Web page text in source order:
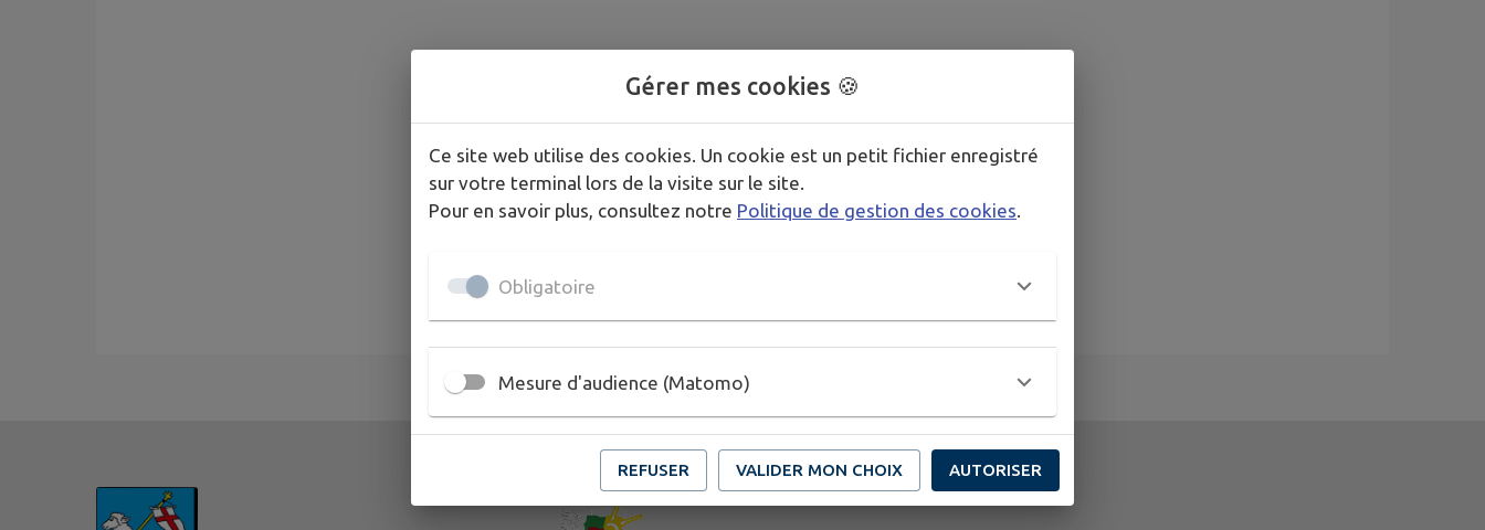
Gérer mes cookies 🍪
Ce site web utilise des cookies. Un cookie est un petit fichier enregistré
sur votre terminal lors de la visite sur le site.
Pour en savoir plus, consultez notre Politique de gestion des cookies.
Obligatoire
Mesure d'audience (Matomo)
REFUSER VALIDER MON CHOIX AUTORISER